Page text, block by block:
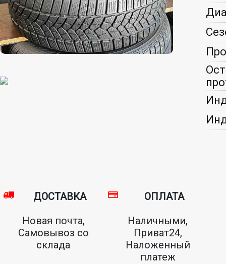
ДОСТАВКА
Новая почта,
Самовывоз со
склада
ОПЛАТА
Наличными,
Приват24,
Наложенный
платеж